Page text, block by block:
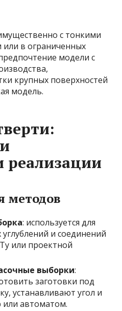
с тонкими
в ограниченных
модели с
крупных поверхностей
модель.
реализации
методов
: используется для
и соединений
или проектной
выборки:
заготовки под
устанавливают угол и
или автоматом.